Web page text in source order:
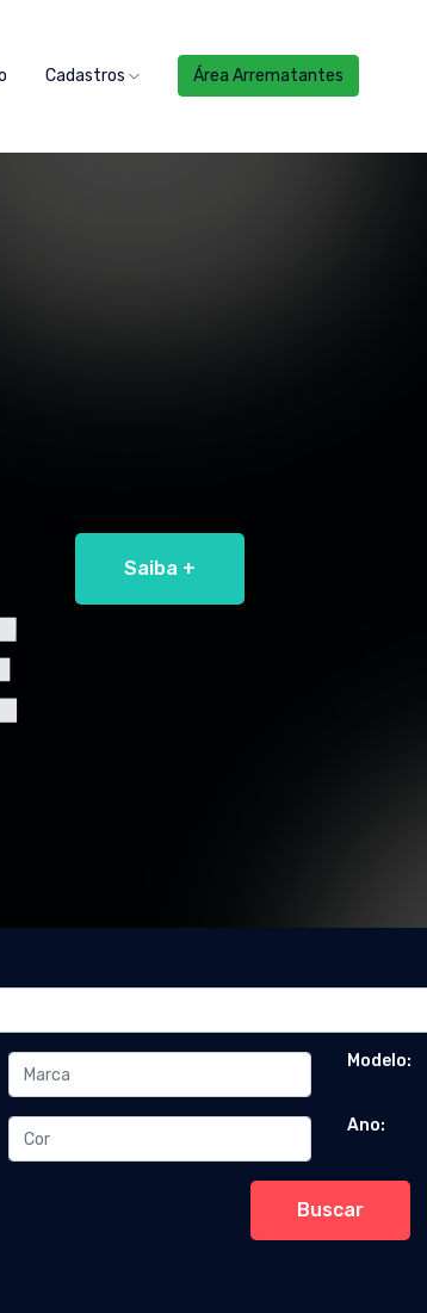
Cadastros Área Arrematantes
Saiba +
Modelo:
Ano:
Buscar